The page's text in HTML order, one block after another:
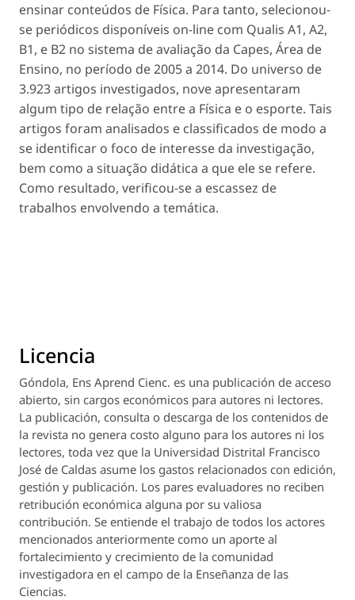
ensinar conteúdos de Física. Para tanto, selecionou-
se periódicos disponíveis on-line com Qualis A1, A2,
B1, e B2 no sistema de avaliação da Capes, Área de
Ensino, no período de 2005 a 2014. Do universo de
3.923 artigos investigados, nove apresentaram
algum tipo de relação entre a Física e o esporte. Tais
artigos foram analisados e classificados de modo a
se identificar o foco de interesse da investigação,
bem como a situação didática a que ele se refere.
Como resultado, verificou-se a escassez de
trabalhos envolvendo a temática.
Licencia
Góndola, Ens Aprend Cienc. es una publicación de acceso
abierto, sin cargos económicos para autores ni lectores.
La publicación, consulta o descarga de los contenidos de
la revista no genera costo alguno para los autores ni los
lectores, toda vez que la Universidad Distrital Francisco
José de Caldas asume los gastos relacionados con edición,
gestión y publicación. Los pares evaluadores no reciben
retribución económica alguna por su valiosa
contribución. Se entiende el trabajo de todos los actores
mencionados anteriormente como un aporte al
fortalecimiento y crecimiento de la comunidad
investigadora en el campo de la Enseñanza de las
Ciencias.